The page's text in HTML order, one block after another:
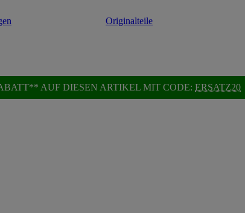
Originalteile
AUF DIESEN ARTIKEL MIT CODE: ERSATZ20